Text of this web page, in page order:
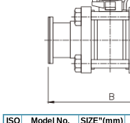
ISO Model No. SIZE”(mm)